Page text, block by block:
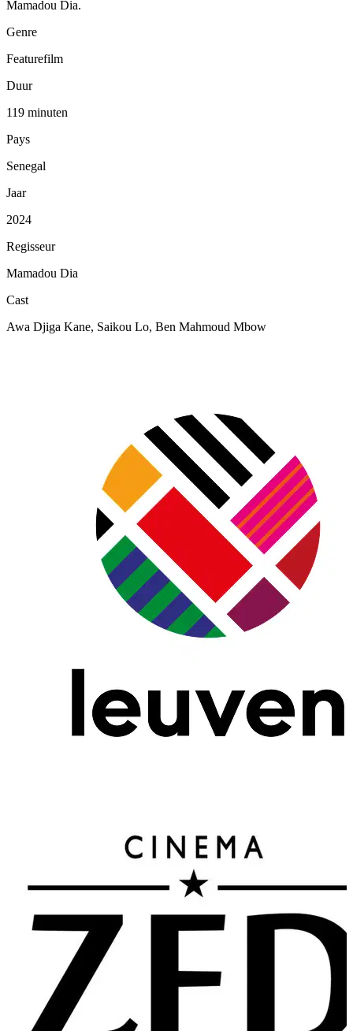
Mamadou Dia.
Genre
Featurefilm
Duur
119 minuten
Pays
Senegal
Jaar
2024
Regisseur
Mamadou Dia
Cast
Awa Djiga Kane, Saikou Lo, Ben Mahmoud Mbow